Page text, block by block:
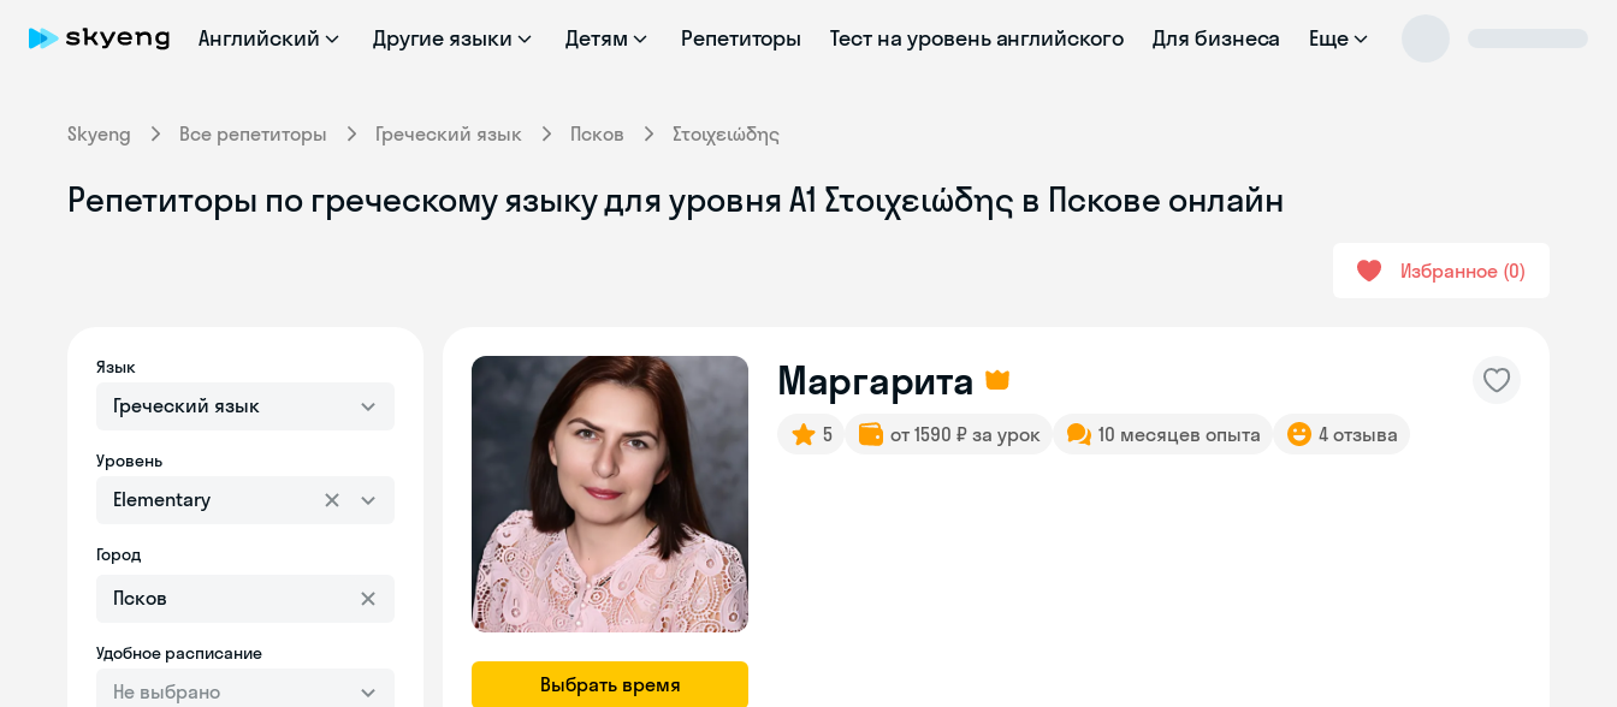
Английский Другие языки Детям Репетиторы Тест на уровень английского Для бизнеса Еще
Skyeng Все репетиторы Греческий язык Псков Στοιχειώδης
Репетиторы по греческому языку для уровня Α1 Στοιχειώδης в Пскове онлайн
Избранное 0
Язык
Греческий язык
Уровень
Elementary
Город
Удобное расписание
Не выбрано Выбрать время
Маргарита
5 от 1590 ₽ за урок 10 месяцев опыта 4 отзыва